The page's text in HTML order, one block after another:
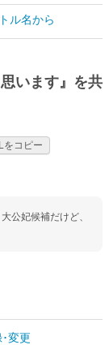
ル名から
います』を共
をコピー
大公妃候補だけど、
変更